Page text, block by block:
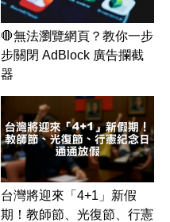
🛑無法瀏覽網頁？教你一步
步關閉 AdBlock 廣告攔截
器
台灣將迎來「4+1」新假
期！教師節、光復節、行憲